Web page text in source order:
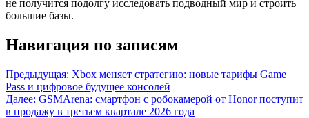
не получится подолгу исследовать подводный мир и строить
большие базы.
Навигация по записям
Предыдущая: Xbox меняет стратегию: новые тарифы Game
Pass и цифровое будущее консолей
Далее: GSMArena: смартфон с робокамерой от Honor поступит
в продажу в третьем квартале 2026 года